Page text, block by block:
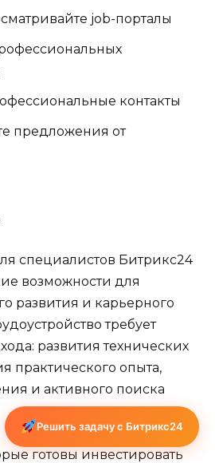
job-порталы
контакты
предложения от
специалистов Битрикс24
возможности для
развития и карьерного
требует
развития технических
практического опыта,
и активного поиска
готовы инвестировать
Решить задачу с Битрикс24